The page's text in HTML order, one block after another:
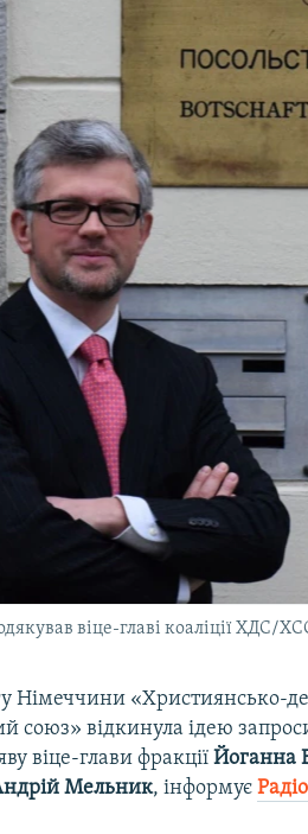
віце-главі коаліції ХДС/
Німеччини «Християнсько-
союз» відкинула ідею
віце-глави фракціїЙоганна
Мельник, інформує